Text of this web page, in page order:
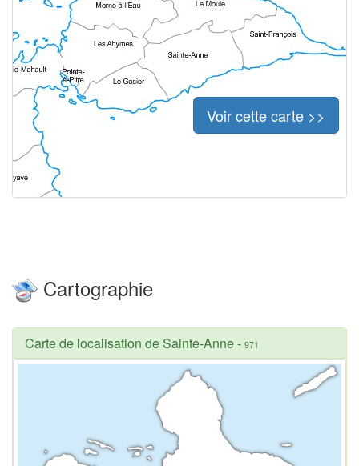
Voir cette carte >>
Cartographie
Carte de localisation de Sainte-Anne- 971